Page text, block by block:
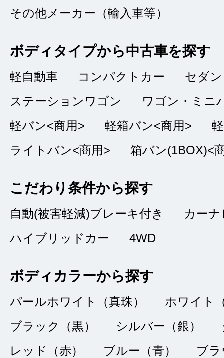
対応が非常に丁寧
たです。保証内容
たです。
5 点
総合評価
初めての車
キララ
販売店の評価
品質：5
初めての車を購入
したが、担当の森
その他メーカー（輸入車等）
ボディタイプから中古車を探す
軽自動車 コンパクトカー
セダン
ステーションワゴン
ワゴン・ミニ
軽バン<商用>
軽箱バン<商用>
ライトバン<商用>
箱バン(1BOX)<
こだわり条件から探す
自動(被害軽減)ブレーキ付き
カー
ハイブリッドカー
4WD
ボディカラーから探す
パールホワイト（真珠）
ホワイト
ブラック（黒）
シルバー（銀）
レッド（赤）
ブルー（青）
ブ